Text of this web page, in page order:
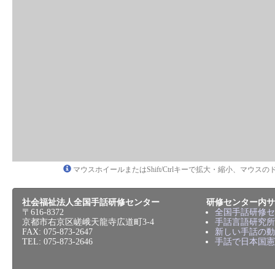
マウスホイールまたはShift/Ctrlキーで拡大・縮小、マウスの
社会福祉法人全国手話研修センター
〒616-8372
京都市右京区嵯峨天龍寺広道町3-4
FAX: 075-873-2647
TEL: 075-873-2646
研修センター内
全国手話研修
手話言語研究所
新しい手話の
手話で日本国